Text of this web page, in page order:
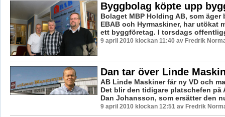
Byggbolag köpte upp
Bolaget MBP Holding AB, som äger
EBAB och Hyrmaskiner, har utökat
ett byggföretag. I torsdags
9 april 2010 klockan 11:40 av Fredrik
Dan tar över Linde
AB Linde Maskiner får ny VD och
Det blir den tidigare platschefen på
Dan Johansson, som ersätter den
9 april 2010 klockan 12:51 av Fredrik